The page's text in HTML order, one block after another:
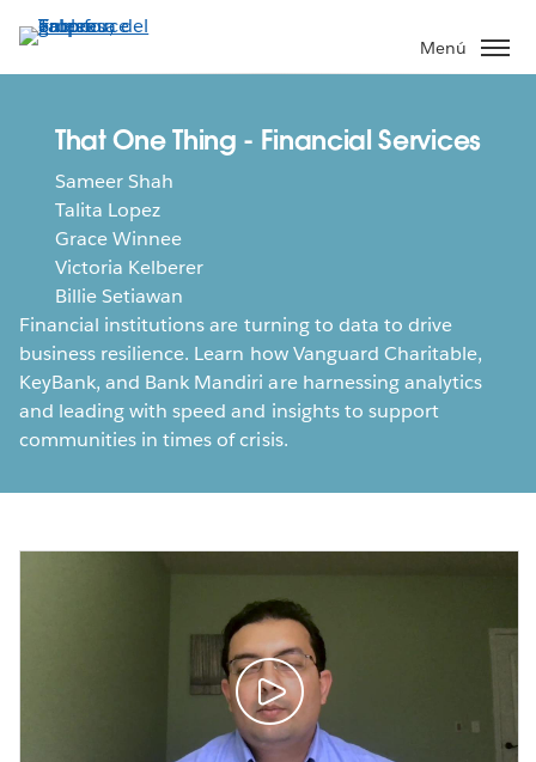
contenido
Menú
That One Thing - Financial Services
Sameer Shah
Talita Lopez
Grace Winnee
Victoria Kelberer
Billie Setiawan
Financial institutions are turning to data to drive
business resilience. Learn how Vanguard Charitable,
KeyBank, and Bank Mandiri are harnessing analytics
and leading with speed and insights to support
communities in times of crisis.